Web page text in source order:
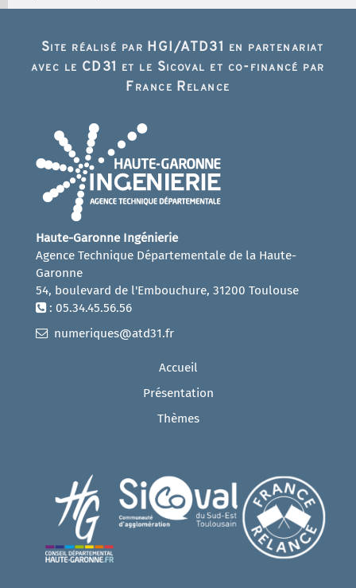
Site réalisé par HGI/ATD31 en partenariat
avec le CD31 et le Sicoval et co-financé par
France Relance
Haute-Garonne Ingénierie
Agence Technique Départementale de la Haute-
Garonne
54, boulevard de l'Embouchure, 31200 Toulouse
: 05.34.45.56.56
numeriques@atd31.fr
Accueil
Présentation
Thèmes